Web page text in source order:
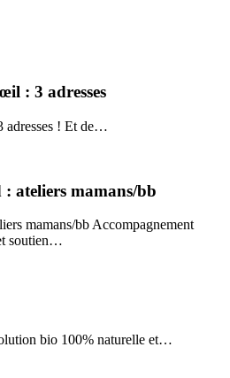
: 3 adresses
adresses ! Et de…
ateliers mamans/bb
mamans/bb Accompagnement
soutien…
bio 100% naturelle et…